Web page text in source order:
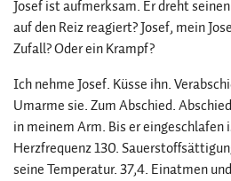
Josef ist aufmerksam. Er dreht
auf den Reiz reagiert? Josef, mein
Zufall? Oder ein Krampf?
Ich nehme Josef. Küsse ihn.
Umarme sie. Zum Abschied.
in meinem Arm. Bis er eingeschlafen
Herzfrequenz 130.
seine Temperatur. 37,4. Einatmen